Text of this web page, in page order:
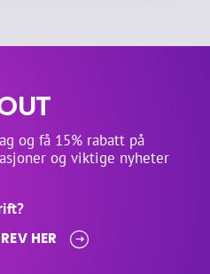
og få 15% rabatt på
og viktige nyheter
HER